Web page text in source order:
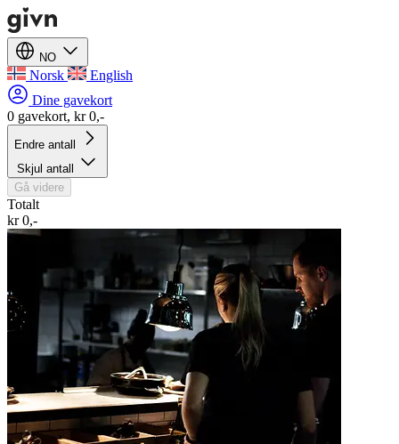
NO
Norsk
English
Dine gavekort
0 gavekort, kr 0,-
Endre antall
Skjul antall
Gå videre
Totalt
kr 0,-